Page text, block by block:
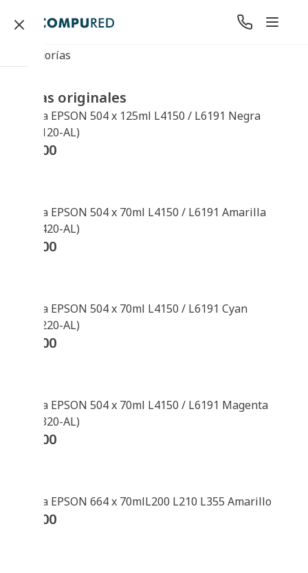
Categorías
Tintas originales
Botella EPSON 504 x 125ml L4150 / L6191 Negra
(T504120-AL)
44400
Botella EPSON 504 x 70ml L4150 / L6191 Amarilla
(T504420-AL)
29900
Botella EPSON 504 x 70ml L4150 / L6191 Cyan
(T504220-AL)
29900
Botella EPSON 504 x 70ml L4150 / L6191 Magenta
(T504320-AL)
29900
Botella EPSON 664 x 70mlL200 L210 L355 Amarillo
61200